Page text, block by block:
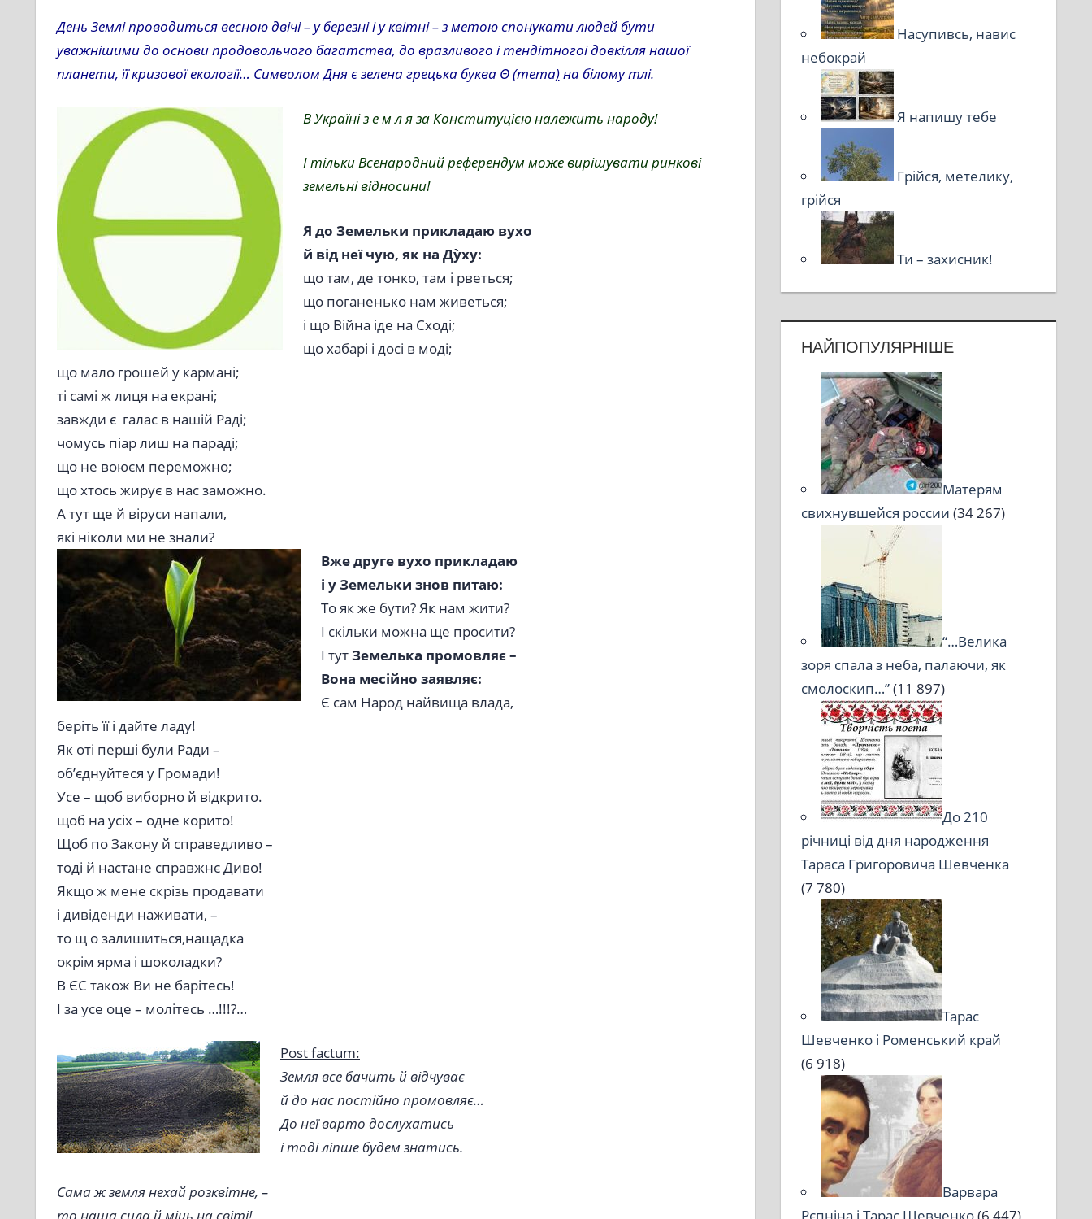
День Землі проводиться весною двічі – у березні і у квітні – з метою спонукати людей бути
уважнішими до основи продовольчого багатства, до вразливого і тендітногоі довкілля нашої
планети, її кризової екології… Символом Дня є зелена грецька буква Θ (тета)на білому тлі.
В Україні з е м л я за Конституцією належить народу!
І тільки Всенародний референдум може вирішувати ринкові
земельні відносини!
Я до Земельки прикладаю вухо
й від неї чую, як на Дỳху:
що там, де тонко, там і рветься;
що поганенько нам живеться;
і що Війна іде на Сході;
що хабарі і досі в моді;
що мало грошей у кармані;
ті самі ж лиця на екрані;
завжди є галас в нашій Раді;
чомусь піар лиш на параді;
що не воюєм переможно;
що хтось жирує в нас заможно.
А тут ще й віруси напали,
які ніколи ми не знали?
Вже друге вухо прикладаю
і у Земельки знов питаю:
То як же бути? Як нам жити?
І скільки можна ще просити?
І тутЗемелька промовляє –
Вона месійно заявляє:
Є сам Народ найвища влада,
беріть її і дайте ладу!
Як оті перші були Ради –
об’єднуйтеся у Громади!
Усе – щоб виборно й відкрито.
щоб на усіх – одне корито!
Щоб по Закону й справедливо –
тоді й настане справжнє Диво!
Якщо ж мене скрізь продавати
і дивіденди наживати, –
то щ о залишиться,нащадка
окрім ярма і шоколадки?
В ЄС також Ви не барітесь!
І за усе оце – молітесь …!!!?…
Post factum:
Земля все бачить й відчуває
й до нас постійно промовляє…
До неї варто дослухатись
і тоді ліпше будем знатись.
Сама ж земля нехай розквітне, –
то наша сила й міць на світі!
Насупивсь, навис
небокрай
Я напишу тебе
Грійся, метелику,
грійся
Ти – захисник!
НАЙПОПУЛЯРНІШЕ
Матерям
свихнувшейся россии (34 267)
“…Велика
зоря спала з неба, палаючи, як
смолоскип…”(11 897)
До 210
річниці від дня народження
Тараса Григоровича Шевченка
(7 780)
Тарас
Шевченко і Роменський край
(6 918)
Варвара
Рєпніна і Тарас Шевченко(6 447)